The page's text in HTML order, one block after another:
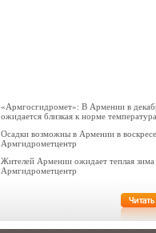
«Армгосгидромет»: В Армении в
ожидается близкая к норме температура
Осадки возможны в Армении в
Армгидрометцентр
Жителей Армении ожидает теплая
Армгидрометцентр